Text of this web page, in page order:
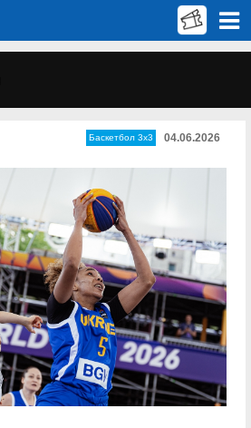
Баскетбол 3х3 04.06.2026